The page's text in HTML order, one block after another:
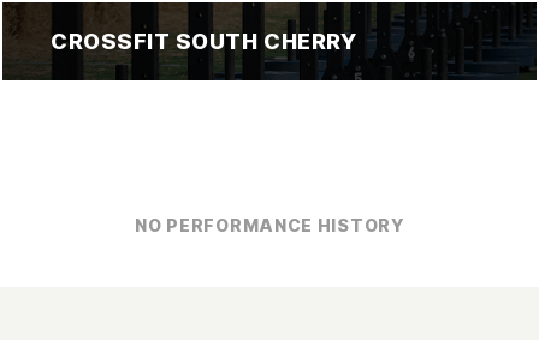
CROSSFIT SOUTH CHERRY
NO PERFORMANCE HISTORY